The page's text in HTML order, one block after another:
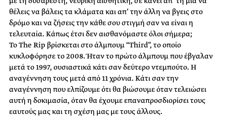
θέλεις να βάλεις τα κλάματα και απ’ την άλλη να βγεις στο
δρόμο και να ζήσεις την κάθε σου στιγμή σαν να είναι η
τελευταία. Κάπως έτσι δεν αισθανόμαστε όλοι σήμερα;
To The Rip βρίσκεται στο άλμπουμ “Third”, το οποίο
κυκλοφόρησε το 2008. Ήταν το πρώτο άλμπουμ που έβγαλαν
μετά το 1997, ουσιαστικά κάτι σαν δεύτερο ντεμπούτο. Η
αναγέννηση τους μετά από 11 χρόνια. Κάτι σαν την
αναγέννηση που ελπίζουμε ότι θα βιώσουμε όταν τελειώσει
αυτή η δοκιμασία, όταν θα έχουμε επαναπροσδιορίσει τους
εαυτούς μας και τη σχέση μας με τους άλλους.